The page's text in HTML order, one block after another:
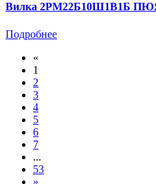
Вилка 2РМ22Б10Ш1В1Б
Подробнее
«
1
2
3
4
5
6
7
...
53
»